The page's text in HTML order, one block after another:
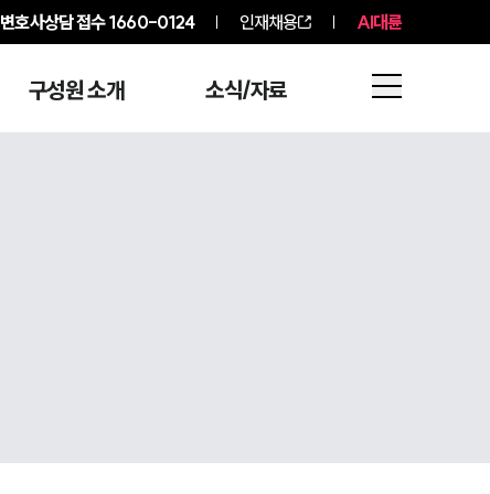
변호사상담 접수1660-0124 인재채용 AI대륜
구성원 소개 소식/자료